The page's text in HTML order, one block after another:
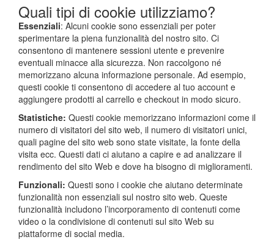
Quali tipi di cookie utilizziamo?
Essenziali: Alcuni cookie sono essenziali per poter
sperimentare la piena funzionalità del nostro sito. Ci
consentono di mantenere sessioni utente e prevenire
eventuali minacce alla sicurezza. Non raccolgono né
memorizzano alcuna informazione personale. Ad esempio,
questi cookie ti consentono di accedere al tuo account e
aggiungere prodotti al carrello e checkout in modo sicuro.
Statistiche: Questi cookie memorizzano informazioni come il
numero di visitatori del sito web, il numero di visitatori unici,
quali pagine del sito web sono state visitate, la fonte della
visita ecc. Questi dati ci aiutano a capire e ad analizzare il
rendimento del sito Web e dove ha bisogno di miglioramenti.
Funzionali: Questi sono i cookie che aiutano determinate
funzionalità non essenziali sul nostro sito web. Queste
funzionalità includono l’incorporamento di contenuti come
video o la condivisione di contenuti sul sito Web su
piattaforme di social media.